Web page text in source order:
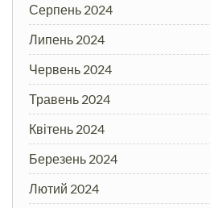
Серпень 2024
Липень 2024
Червень 2024
Травень 2024
Квітень 2024
Березень 2024
Лютий 2024